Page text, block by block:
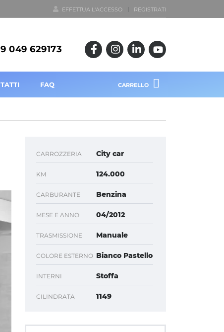
EFFETTUA L'ACCESSO REGISTRATI
049 629173
CARRELLO
FAQ
CARROZZERIA City car
KM 124.000
CARBURANTE Benzina
MESE E ANNO 04/2012
TRASMISSIONE Manuale
COLORE ESTERNO Bianco Pastello
INTERNI Stoffa
CILINDRATA 1149